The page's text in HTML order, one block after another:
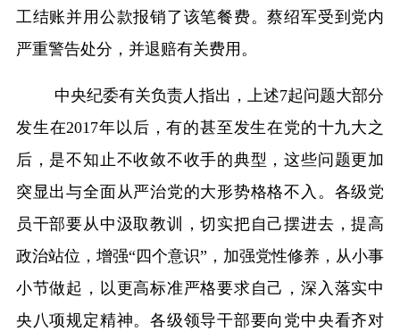
工结账并用公款报销了该笔餐费。蔡绍军受到党内
严重警告处分，并退赔有关费用。
中央纪委有关负责人指出，上述7起问题大部分
发生在2017年以后，有的甚至发生在党的十九大之
后，是不知止不收敛不收手的典型，这些问题更加
突显出与全面从严治党的大形势格格不入。各级党
员干部要从中汲取教训，切实把自己摆进去，提高
政治站位，增强“四个意识”，加强党性修养，从小事
小节做起，以更高标准严格要求自己，深入落实中
央八项规定精神。各级领导干部要向党中央看齐对